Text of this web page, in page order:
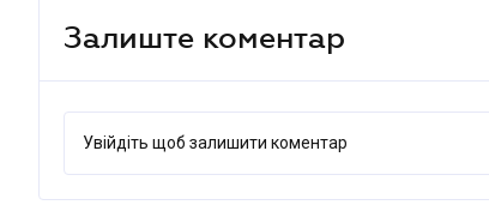
Залиште коментар
Увійдіть щоб залишити коментар